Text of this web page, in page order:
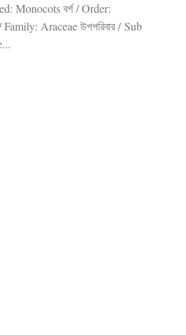
Monocots বর্গ / Order:
Family: Araceae উপপরিবার / ‍Sub